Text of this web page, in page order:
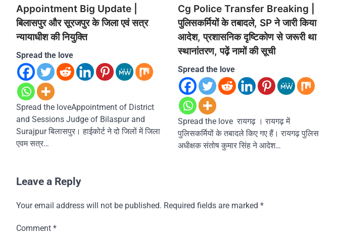
Appointment Big Update |
बिलासपुर और सूरजपुर के जिला एवं सत्र
न्यायाधीश की नियुक्ति
Spread the love
Spread the loveAppointment of District
and Sessions Judge of Bilaspur and
Surajpur बिलासपुर। हाईकोर्ट ने दो जिलों में जिला
एवम सत्र…
Cg Police Transfer Breaking |
पुलिसकर्मियों के तबादले, SP ने जारी किया
आदेश, प्रशासनिक दृष्टिकोण से जरूरी था
स्थानांतरण, पढ़ें नामों की सूची
Spread the love
Spread the love रायगढ़ । रायगढ़ में
पुलिसकर्मियों के तबादले किए गए हैं। रायगढ़ पुलिस
अधीक्षक संतोष कुमार सिंह ने आदेश…
Leave a Reply
Your email address will not be published. Required fields are marked *
Comment *